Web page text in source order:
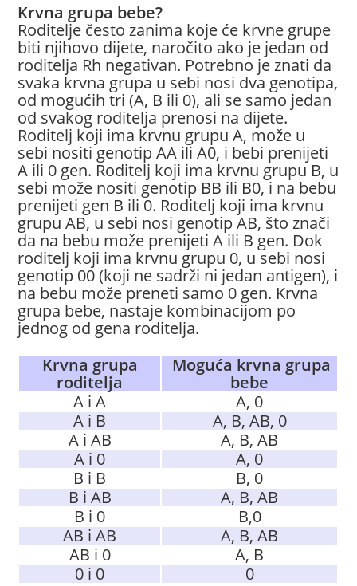
Krvna grupa bebe?
Roditelje često zanima koje će krvne grupe
biti njihovo dijete, naročito ako je jedan od
roditelja Rh negativan. Potrebno je znati da
svaka krvna grupa u sebi nosi dva genotipa,
od mogućih tri (A, B ili 0), ali se samo jedan
od svakog roditelja prenosi na dijete.
Roditelj koji ima krvnu grupu A, može u
sebi nositi genotip AA ili A0, i bebi prenijeti
A ili 0 gen. Roditelj koji ima krvnu grupu B, u
sebi može nositi genotip BB ili B0, i na bebu
prenijeti gen B ili 0. Roditelj koji ima krvnu
grupu AB, u sebi nosi genotip AB, što znači
da na bebu može prenijeti A ili B gen. Dok
roditelj koji ima krvnu grupu 0, u sebi nosi
genotip 00 (koji ne sadrži ni jedan antigen), i
na bebu može preneti samo 0 gen. Krvna
grupa bebe, nastaje kombinacijom po
jednog od gena roditelja.
Krvna grupa
roditelja
Moguća krvna grupa
bebe
A i A
A, 0
A i B
A, B, AB, 0
A i AB
A, B, AB
A i 0
A, 0
B i B
B, 0
B i AB
A, B, AB
B i 0
B,0
AB i AB
A, B, AB
AB i 0
A, B
0 i 0
0